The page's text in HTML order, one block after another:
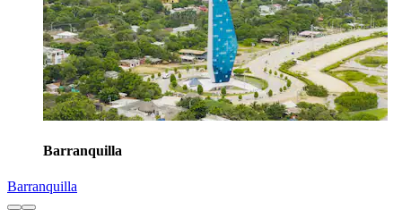
Barranquilla
Barranquilla